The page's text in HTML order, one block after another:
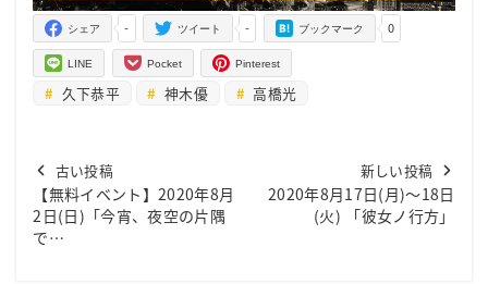
-
シェア -
ツイート 0
ブックマーク
LINE Pocket Pinterest
久下恭平 神木優 高橋光
古い投稿
【無料イベント】2020年8月
2日(日)「今宵、夜空の片隅
で…
新しい投稿
2020年8月17日(月)～18日
(火) 「彼女ノ行方」